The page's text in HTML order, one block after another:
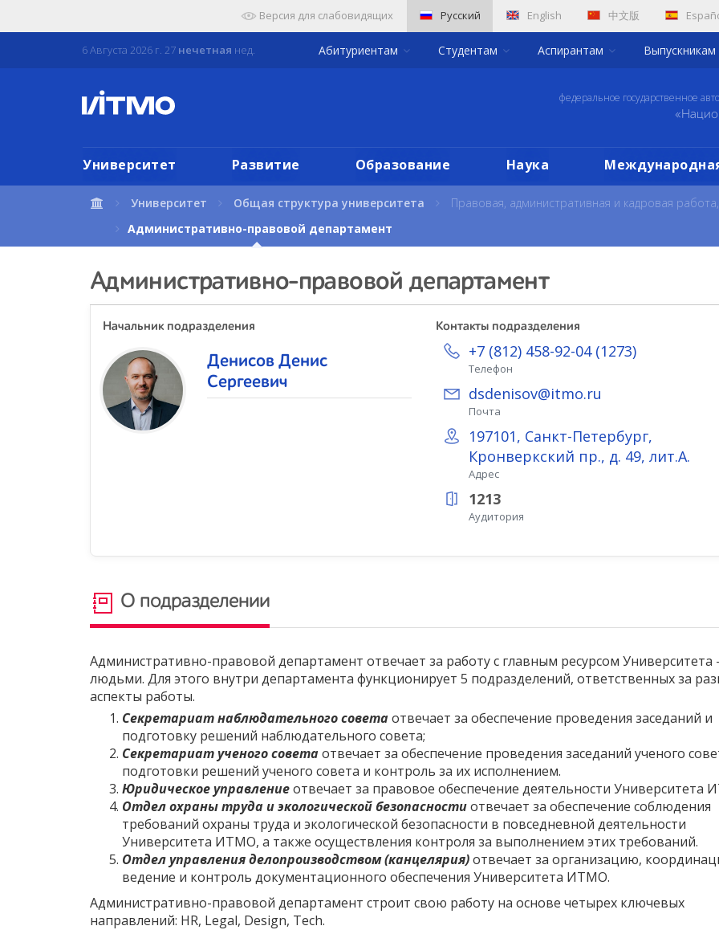
Версия для слабовидящих Русский English 中文版
6 Августа 2026 г. 27 нечетная нед. Абитуриентам Студентам Аспирантам Выпускникам
федеральное государственное
Университет Развитие Образование Наука
Университет Общая структура университета
Правовая, административная и кадровая
Административно-правовой департамент
Административно-правовой департамент
Начальник подразделения
Денисов Денис
Сергеевич
Контакты подразделения
+7 (812) 458-92-04 (1273)
Телефон
dsdenisov@itmo.ru
Почта
197101, Санкт-Петербург,
Кронверкский пр., д. 49, лит.А.
Адрес
1213
Аудитория
О подразделении
Административно-правовой департамент отвечает за работу с главным ресурсом
людьми. Для этого внутри департамента функционирует 5 подразделений, ответственных за
аспекты работы.
Секретариат наблюдательного советаотвечает за обеспечение проведения заседаний и
подготовку решений наблюдательного совета;
Секретариат ученого советаотвечает за обеспечение проведения заседаний ученого
подготовки решений ученого совета и контроль за их исполнением.
Юридическое управлениеотвечает за правовое обеспечение деятельности Университета
Отдел охраны труда и экологической безопасностиотвечает за обеспечение соблюдения
требований охраны труда и экологической безопасности в повседневной деятельности
Университета ИТМО, а также осуществления контроля за выполнением этих требований.
Отдел управления делопроизводством (канцелярия)отвечает за организацию,
ведение и контроль документационного обеспечения Университета ИТМО.
Административно-правовой департамент строит свою работу на основе четырех ключевых
направлений: HR, Legal, Design, Tech.